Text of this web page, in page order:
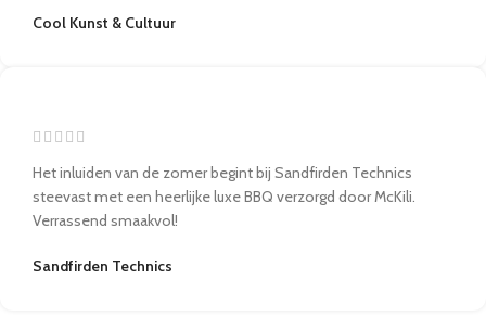
Cool Kunst & Cultuur
Het inluiden van de zomer begint bij Sandfirden Technics
steevast met een heerlijke luxe BBQ verzorgd door McKili.
Verrassend smaakvol!
Sandfirden Technics